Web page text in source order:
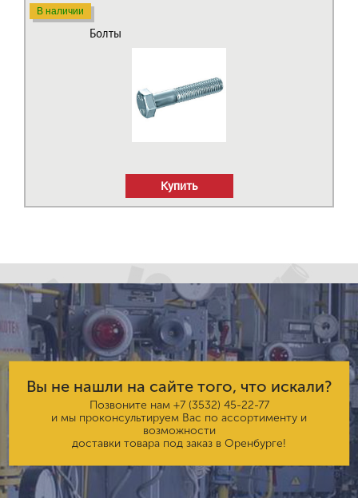
Болты
В наличии
Купить
Вы не нашли на сайте того, что искали?
Позвоните нам +7 (3532) 45-22-77
и мы проконсультируем Вас по ассортименту и
возможности
доставки товара под заказ в Оренбурге!